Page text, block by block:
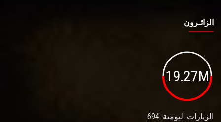
الزائـرون
19.27M
الزيارات اليومية: 694